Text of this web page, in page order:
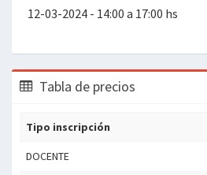
12-03-2024 - 14:00 a 17:00 hs
Tabla de precios
Tipo inscripción
DOCENTE